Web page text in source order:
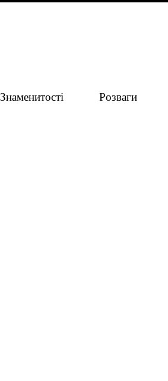
Знаменитості Розваги